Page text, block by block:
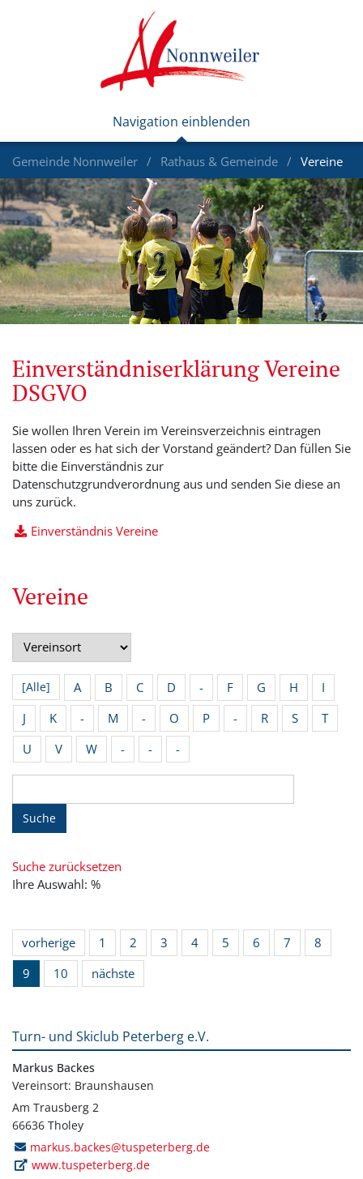
Gemeinde Nonnweiler Rathaus & Gemeinde Vereine
Einverständniserklärung Vereine
DSGVO
Sie wollen Ihren Verein im Vereinsverzeichnis eintragen
lassen oder es hat sich der Vorstand geändert? Dan füllen Sie
bitte die Einverständnis zur
Datenschutzgrundverordnung aus und senden Sie diese an
uns zurück.
Einverständnis Vereine
Vereine
[Alle] A B C D - F G H
I
J
K - M - O P - R S
T
U
V W - - -
Suche
Suche zurücksetzen
Ihre Auswahl: %
vorherige 1 2 3 4 5 6 7
8
9
10 nächste
Turn- und Skiclub Peterberg e.V.
Markus Backes
Vereinsort: Braunshausen
Am Trausberg 2
66636 Tholey
markus.backes@tuspeterberg.de
www.tuspeterberg.de